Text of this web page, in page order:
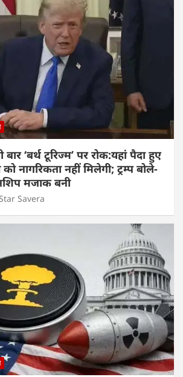
‘बर्थ टूरिज्म’ पर रोक:यहां पैदा हुए
नागरिकता नहीं मिलेगी; ट्रम्प बोले-
मजाक बनी
Star Savera